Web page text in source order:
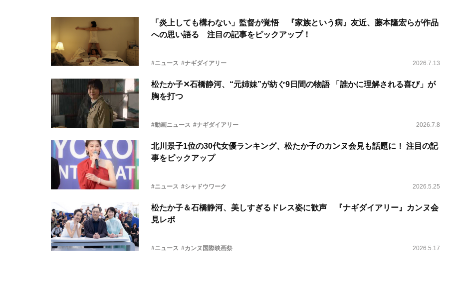
「炎上しても構わない」監督が覚悟 『家族という病』友近、藤本隆宏らが作品
への思い語る 注目の記事をピックアップ！
#ニュース #ナギダイアリー 2026.7.13
松たか子✕石橋静河、“元姉妹”が紡ぐ9日間の物語 「誰かに理解される喜び」が
胸を打つ
#動画ニュース #ナギダイアリー 2026.7.8
北川景子1位の30代女優ランキング、松たか子のカンヌ会見も話題に！ 注目の記
事をピックアップ
#ニュース #シャドウワーク 2026.5.25
松たか子＆石橋静河、美しすぎるドレス姿に歓声 『ナギダイアリー』カンヌ会
見レポ
#ニュース #カンヌ国際映画祭 2026.5.17